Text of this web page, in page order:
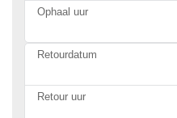
Ophaal uur
Retourdatum
Retour uur